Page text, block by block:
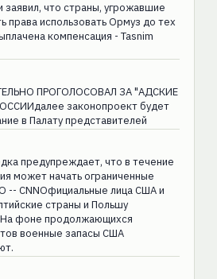
заявил, что страны, угрожавшие
права использовать Ормуз до тех
компенсация - Tasnim
ПРОГОЛОСОВАЛ ЗА "АДСКИЕ
законопроект будет
в Палату представителей
предупреждает, что в течение
может начать ограниченные
-- CNNОфициальные лица США и
страны и Польшу
фоне продолжающихся
военные запасы США